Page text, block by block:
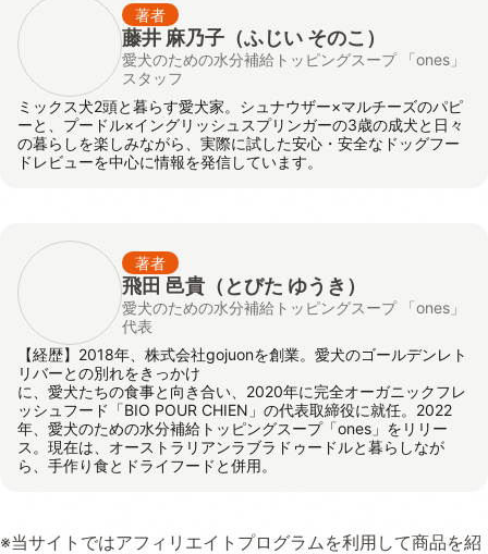
著者
藤井 麻乃子（ふじい そのこ）
愛犬のための水分補給トッピングスープ 「ones」
スタッフ
ミックス犬2頭と暮らす愛犬家。シュナウザー×マルチーズのパピ
ーと、プードル×イングリッシュスプリンガーの3歳の成犬と日々
の暮らしを楽しみながら、実際に試した安心・安全なドッグフー
ドレビューを中心に情報を発信しています。
著者
飛田 邑貴 （とびた ゆうき）
愛犬のための水分補給トッピングスープ 「ones」
代表
【経歴】2018年、株式会社gojuonを創業。愛犬のゴールデンレト
リバーとの別れをきっかけ
に、愛犬たちの食事と向き合い、2020年に完全オーガニックフレ
ッシュフード「BIO POUR CHIEN」の代表取締役に就任。2022
年、愛犬のための水分補給トッピングスープ「ones」をリリー
ス。現在は、オーストラリアンラブラドゥードルと暮らしなが
ら、手作り食とドライフードと併用。
※当サイトではアフィリエイトプログラムを利用して商品を紹